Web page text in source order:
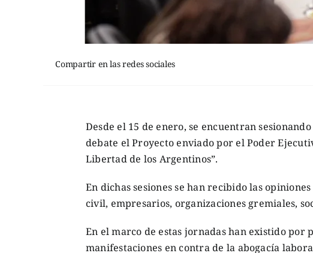
Compartir en las redes sociales
Desde el 15 de enero, se encuentran
debate el Proyecto enviado por el Poder
Libertad de los Argentinos”.
En dichas sesiones se han recibido las
civil, empresarios, organizaciones gremiales,
En el marco de estas jornadas han existido por
manifestaciones en contra de la abogacía